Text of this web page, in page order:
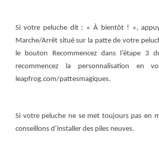
Si votre peluche dit : « À bientôt ! »,
Marche/Arrêt situé sur la patte de votre
le bouton Recommencez dans l’étape 3
recommencez la personnalisation en
leapfrog.com/pattesmagiques.
Si votre peluche ne se met toujours pas en
conseillons d’installer des piles neuves.